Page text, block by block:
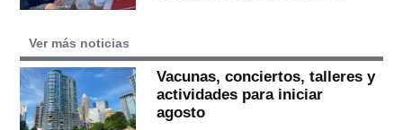
Ver más noticias
Vacunas, conciertos, talleres y
actividades para iniciar
agosto